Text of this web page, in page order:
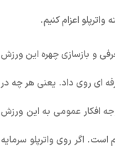
اعزام کنیم.
و بازسازی چهره این ورزش
ای روی داد. یعنی هر چه در
افکار عمومی به این ورزش
اگر روی واترپلو سرمایه